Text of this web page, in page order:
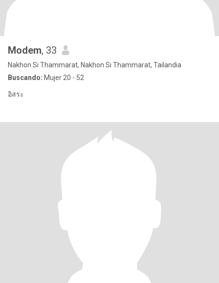
Modem, 33
Nakhon Si Thammarat, Nakhon Si Thammarat, Tailandia
Buscando: Mujer 20 - 52
อิสระ